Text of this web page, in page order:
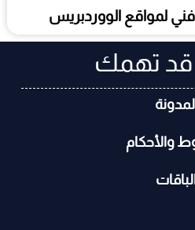
لمواقع الووردبريس
قد تهمك
والأحكام